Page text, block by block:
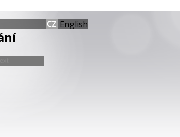
English